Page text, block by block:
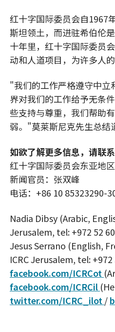
红十字国际委员会自1967
斯坦领土，而进驻希伯伦
十年里，红十字国际委员
动和人道项目，为许多人
"我们的工作严格遵守中立
界对我们的工作给予无条
些支持与尊重，我们帮助
弱。"莫莱斯尼克先生总结
如欲了解更多信息，请联系
红十字国际委员会东亚地
新闻官员：张双峰
电话：+86 10 85323290-
Nadia Dibsy (Arabic,
Jerusalem, tel: +972 52
Jesus Serrano (English,
ICRC Jerusalem, tel: +972
facebook.com/ICRCot
facebook.com/ICRCil
twitter.com/ICRC_ilot /